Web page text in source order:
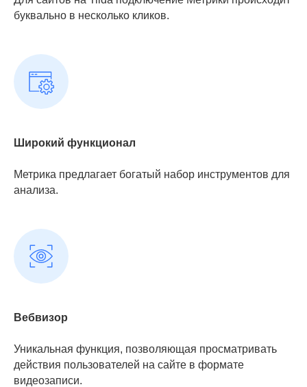
буквально в несколько кликов.
Широкий функционал
Метрика предлагает богатый набор инструментов для
анализа.
Вебвизор
Уникальная функция, позволяющая просматривать
действия пользователей на сайте в формате
видеозаписи.